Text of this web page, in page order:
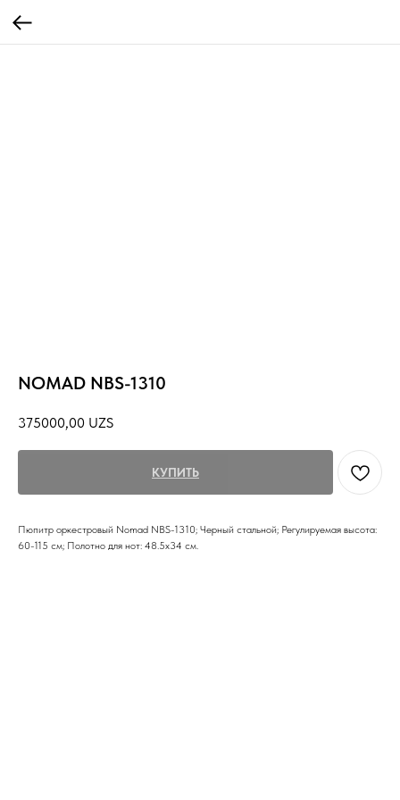
NOMAD NBS-1310
375000,00 UZS
КУПИТЬ
Пюпитр оркестровый Nomad NBS-1310; Черный стальной; Регулируемая высота:
60-115 см; Полотно для нот: 48.5x34 см.